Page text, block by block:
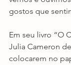
gostos que
Em seu livro “O
Julia Cameron
colocarem no